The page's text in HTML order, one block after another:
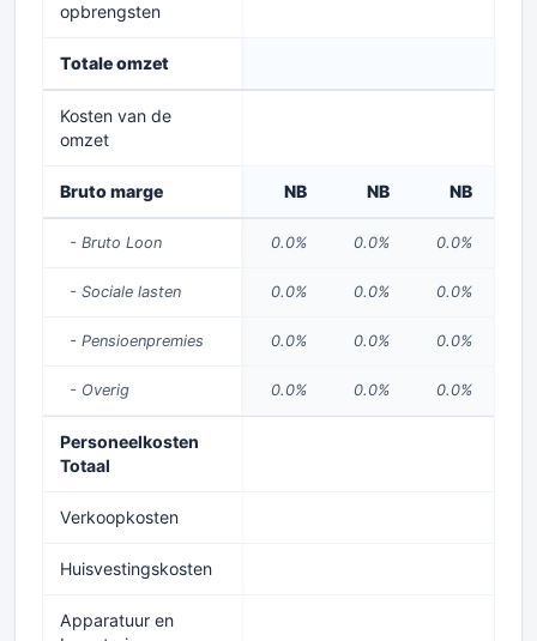
opbrengsten
Totale omzet
Kosten van de
omzet
Bruto marge NB NB NB
- Bruto Loon 0.0% 0.0% 0.0%
- Sociale lasten 0.0% 0.0% 0.0%
- Pensioenpremies 0.0% 0.0% 0.0%
- Overig 0.0% 0.0% 0.0%
Personeelkosten
Totaal
Verkoopkosten
Huisvestingskosten
Apparatuur en